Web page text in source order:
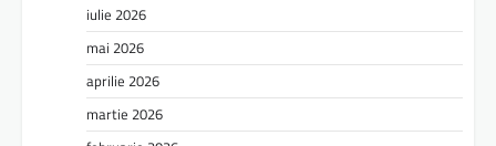
iulie 2026
mai 2026
aprilie 2026
martie 2026